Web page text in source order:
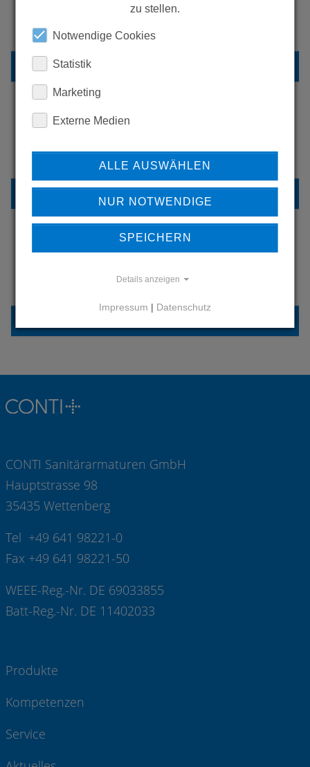
WOLLEN SIE MEHR
PRODUKTE SEHEN?
ZURÜCK ZUR ÜBERSICHT
UNSERE REFERENZEN
REFERENZEN
KONTAKTIEREN SIE UNS
CONTI Sanitärarmaturen GmbH
Hauptstrasse 98
35435 Wettenberg
Tel +49 641 98221-0
Fax +49 641 98221-50
WEEE-Reg.-Nr. DE 69033855
Batt-Reg.-Nr. DE 11402033
Produkte
Kompetenzen
Service
zu stellen.
Notwendige Cookies
Statistik
Marketing
Externe Medien
ALLE AUSWÄHLEN
NUR NOTWENDIGE
SPEICHERN
Details anzeigen
Impressum | Datenschutz